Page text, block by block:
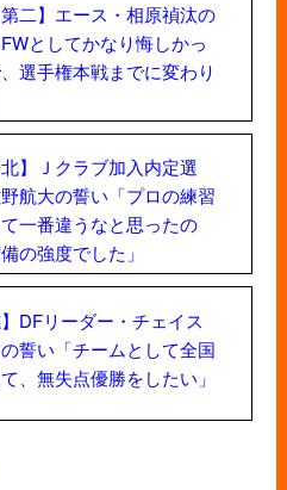
第二】エース・相原禎汰の
としてかなり悔しかっ
選手権本戦までに変わり
北】Ｊクラブ加入内定選
航大の誓い「プロの練習
一番違うなと思ったの
の強度でした」
】DFリーダー・チェイス
誓い「チームとして全国
、無失点優勝をしたい」